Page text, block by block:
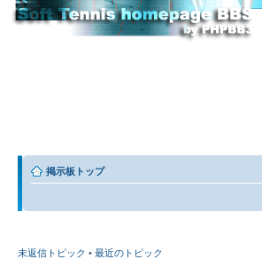
掲示板トップ
未返信トピック • 最近のトピック